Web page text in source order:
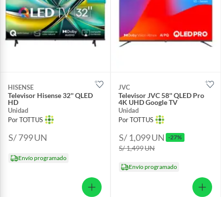
HISENSE
Televisor Hisense 32'' QLED
HD
Unidad
Por TOTTUS
S/ 799UN
Envío programado
JVC
Televisor JVC 58'' QLED Pro
4K UHD Google TV
Unidad
Por TOTTUS
S/ 1,099UN -27%
S/ 1,499UN
Envío programado